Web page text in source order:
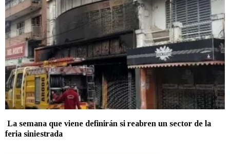
La semana que viene definirán si reabren un sector de la
feria siniestrada